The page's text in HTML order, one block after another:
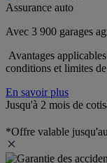
Assurance auto
Avec 3 900 garages
Avantages
conditions et limites
En savoir plus
Jusqu'à 2 mois de
*Offre valable